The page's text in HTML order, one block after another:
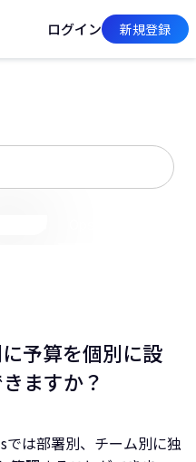
ログイン 新規登録
予算を個別に設
ますか？
は部署別、チーム別に独